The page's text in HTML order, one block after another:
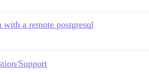
a remote postgresql
Support